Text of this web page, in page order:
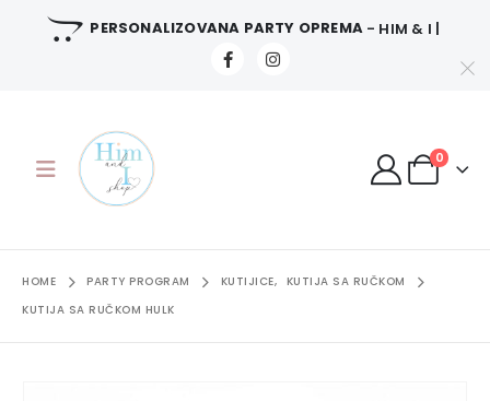
PERSONALIZOVANA PARTY OPREMA - HIM & I |
0
HOME PARTY PROGRAM KUTIJICE, KUTIJA SA RUČKOM
KUTIJA SA RUČKOM HULK